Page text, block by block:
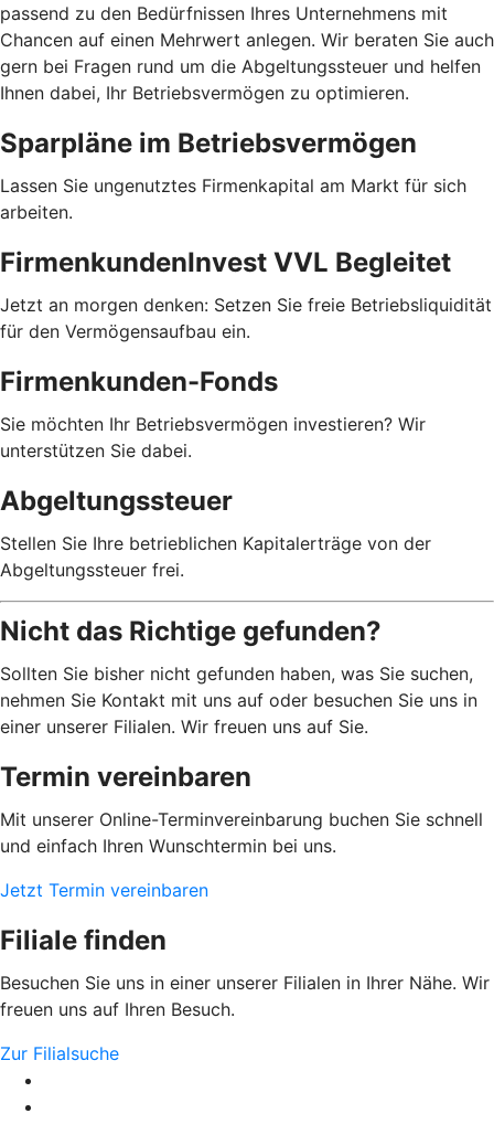
passend zu den Bedürfnissen Ihres Unternehmens mit
Chancen auf einen Mehrwert anlegen. Wir beraten Sie auch
gern bei Fragen rund um die Abgeltungssteuer und helfen
Ihnen dabei, Ihr Betriebsvermögen zu optimieren.
Sparpläne im Betriebsvermögen
Lassen Sie ungenutztes Firmenkapital am Markt für sich
arbeiten.
FirmenkundenInvest VVL Begleitet
Jetzt an morgen denken: Setzen Sie freie Betriebsliquidität
für den Vermögensaufbau ein.
Firmenkunden-Fonds
Sie möchten Ihr Betriebsvermögen investieren? Wir
unterstützen Sie dabei.
Abgeltungssteuer
Stellen Sie Ihre betrieblichen Kapitalerträge von der
Abgeltungssteuer frei.
Nicht das Richtige gefunden?
Sollten Sie bisher nicht gefunden haben, was Sie suchen,
nehmen Sie Kontakt mit uns auf oder besuchen Sie uns in
einer unserer Filialen. Wir freuen uns auf Sie.
Termin vereinbaren
Mit unserer Online-Terminvereinbarung buchen Sie schnell
und einfach Ihren Wunschtermin bei uns.
Jetzt Termin vereinbaren
Filiale finden
Besuchen Sie uns in einer unserer Filialen in Ihrer Nähe. Wir
freuen uns auf Ihren Besuch.
Zur Filialsuche